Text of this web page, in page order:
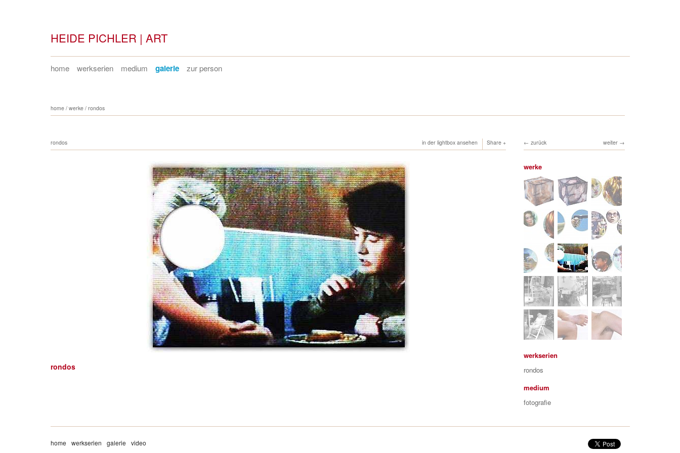
HEIDE PICHLER | ART
home werkserien medium galerie zur person
home/ werke/ rondos
rondos in der lightbox ansehen Share
rondos
weiter
zurück
werke
werkserien
rondos
medium
fotografie
home werkserien galerie video